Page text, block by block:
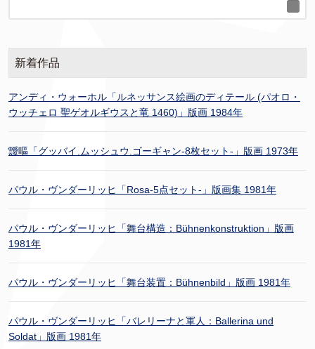
新着作品
アンディ・ウォーホル「ルネッサンス絵画のディテール (パオロ・
ウッチェロ 聖ゲオルギウスと竜 1460)」版画 1984年
靉嘔「グッバイ.ムッシュウ.ゴーギャン-8枚セット-」版画 1973年
パウル・ヴンダーリッヒ「Rosa-5点セット-」版画集 1981年
パウル・ヴンダーリッヒ「舞台構造：Bühnenkonstruktion」版画
1981年
パウル・ヴンダーリッヒ「舞台装置：Bühnenbild」版画 1981年
パウル・ヴンダーリッヒ「バレリーナと軍人：Ballerina und
Soldat」版画 1981年